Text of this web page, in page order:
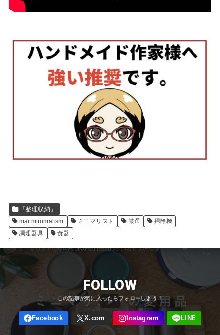
「整理収納」
mai minimalism
ミニマリスト 厳選
掃除機
調理器具
食器
FOLLOW